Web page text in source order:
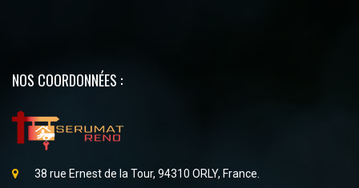
NOS COORDONNÉES :
38 rue Ernest de la Tour, 94310 ORLY, France.